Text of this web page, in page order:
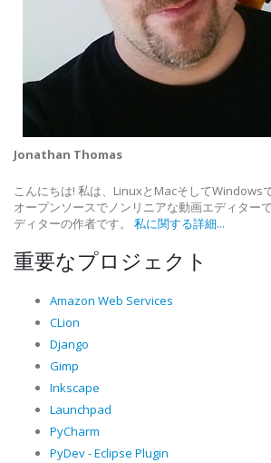
Jonathan Thomas
こんにちは! 私は、LinuxとMacそしてWindows
オープンソースでノンリニアな動画エディター
ディターの作者です。 私に関する詳細...
重要なプロジェクト
Amazon Web Services
CLion
Django
Gimp
Inkscape
Launchpad
PyCharm
PyDev - Eclipse Plugin